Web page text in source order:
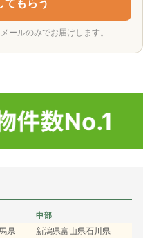
てもらう
ールのみでお届けします。
県
中部
新潟県富山県石川県